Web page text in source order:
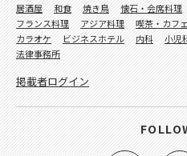
居酒屋 和食 焼き鳥 懐石・会席料理
フランス料理
アジア料理 喫茶・カフェ
カラオケ
ビジネスホテル 内科 小児
法律事務所
掲載者ログイン